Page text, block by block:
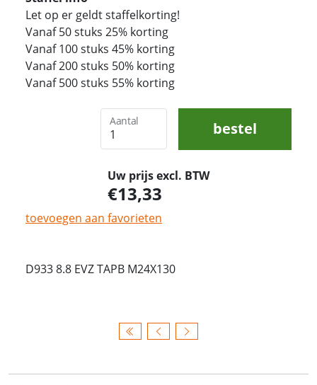
Let op er geldt staffelkorting!
Vanaf 50 stuks 25% korting
Vanaf 100 stuks 45% korting
Vanaf 200 stuks 50% korting
Vanaf 500 stuks 55% korting
Aantal bestel
Uw prijs excl. BTW
13,33
toevoegen aan favorieten
D933 8.8 EVZ TAPB M24X130